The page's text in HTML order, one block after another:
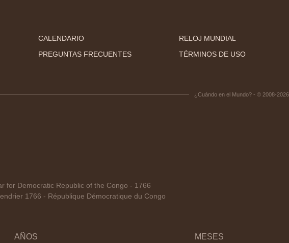
CALENDARIO RELOJ MUNDIAL
PREGUNTAS FRECUENTES
TÉRMINOS DE USO
¿Cuándo en el Mundo? - © 2008-
for Democratic Republic of the Congo - 1766
1766 - République Démocratique du Congo
AÑOS MESES